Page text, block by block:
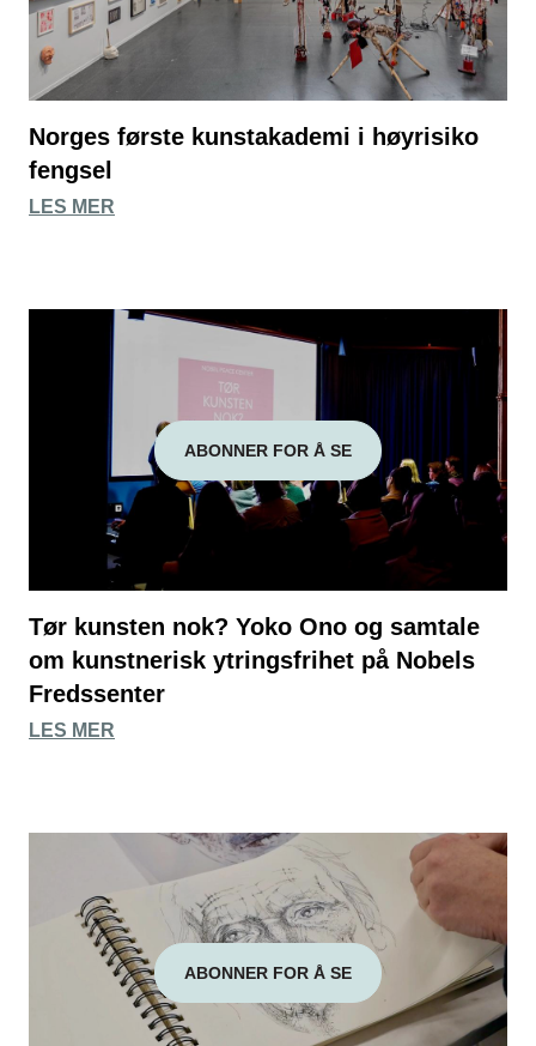
Norges første kunstakademi i høyrisiko
fengsel
LES MER
ABONNER FOR Å SE
Tør kunsten nok? Yoko Ono og samtale
om kunstnerisk ytringsfrihet på Nobels
Fredssenter
LES MER
ABONNER FOR Å SE